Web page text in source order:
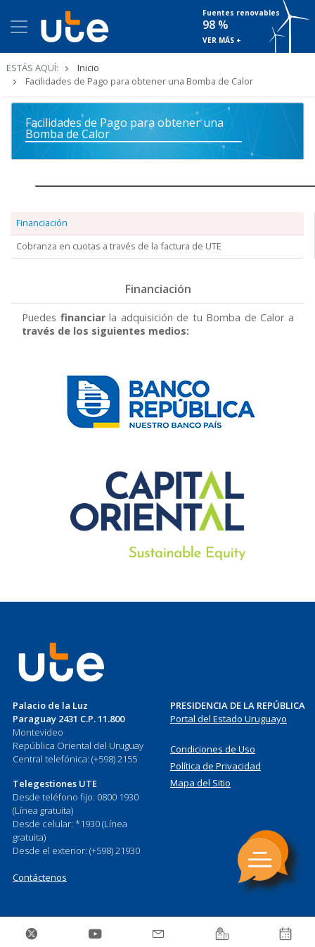
Fuentes renovables
98 %
VER MÁS +
ESTÁS AQUÍ:
Inicio
Facilidades de Pago para obtener una Bomba de Calor
Facilidades de Pago para obtener una
Bomba de Calor
Financiación
Cobranza en cuotas a través de la factura de UTE
Financiación
Puedes financiarla adquisición de tu Bomba de Calor a
través de los siguientes medios:
Palacio de la Luz
Paraguay 2431 C.P. 11.800
Montevideo
República Oriental del Uruguay
Central telefónica: (+598) 2155
Telegestiones UTE
Desde teléfono fijo: 0800 1930
(Línea gratuita)
Desde celular: *1930 (Línea
gratuita)
Desde el exterior: (+598) 21930
Contáctenos
PRESIDENCIA DE LA REPÚBLICA
Portal del Estado Uruguayo
Condiciones de Uso
Política de Privacidad
Mapa del Sitio